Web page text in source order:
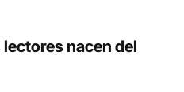
nacen del